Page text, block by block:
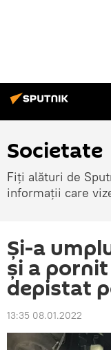
Societate
Fiți alături de
informații care
Și-a
și a
depistat
13:35 08.01.2022